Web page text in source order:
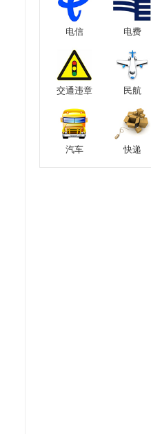
电信 电费
交通违章 民航
汽车 快递